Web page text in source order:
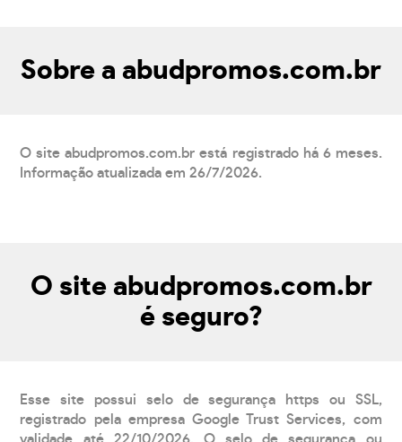
Sobre a abudpromos.com.br
O site abudpromos.com.br está registrado há 6 meses.
Informação atualizada em 26/7/2026.
O site abudpromos.com.br
é seguro?
Esse site possui selo de segurança https ou SSL,
registrado pela empresa Google Trust Services, com